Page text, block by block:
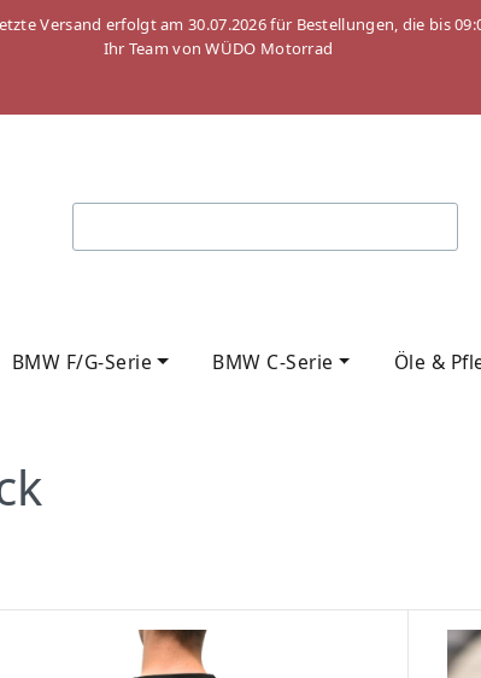
Versand erfolgt am 30.07.2026 für Bestellungen, die bis
Ihr Team von WÜDO Motorrad
BMW F/G-Serie BMW C-Serie Öle &